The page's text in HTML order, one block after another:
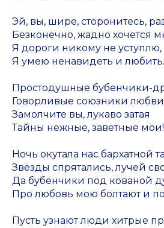
Эй, вы, шире, сторонитесь,
Безконечно, жадно хочется
Я дороги никому не уступлю,
Я умею ненавидеть и
Простодушные бубенчики-
Говорливые союзники
Замолчите вы, лукаво затая
Тайны нежные, заветные мои!
Ночь окутала нас бархатной
Звёзды спрятались, лучей
Да бубенчики под кованой
Про любовь мою болтают и
Пусть узнают люди хитрые